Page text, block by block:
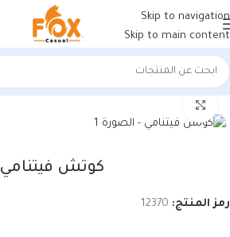
Skip to navigation
Skip to main content
الرئيسية/أحذية رجالي/كوتشي رجالي
كوتش فيتنامي
رمز المنتج: 12370